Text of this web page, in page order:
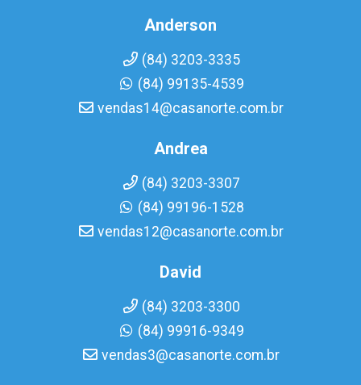
Anderson
(84) 3203-3335
(84) 99135-4539
vendas14@casanorte.com.br
Andrea
(84) 3203-3307
(84) 99196-1528
vendas12@casanorte.com.br
David
(84) 3203-3300
(84) 99916-9349
vendas3@casanorte.com.br